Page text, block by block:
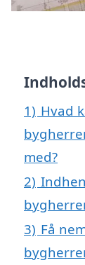
1) Hvad
med?
2)
3) Få